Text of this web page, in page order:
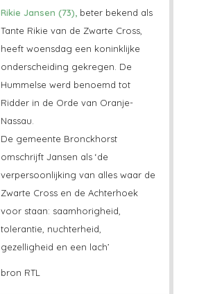
Rikie Jansen (73), beter bekend als
Tante Rikie van de Zwarte Cross,
heeft woensdag een koninklijke
onderscheiding gekregen. De
Hummelse werd benoemd tot
Ridder in de Orde van Oranje-
Nassau.
De gemeente Bronckhorst
omschrijft Jansen als ‘de
verpersoonlijking van alles waar de
Zwarte Cross en de Achterhoek
voor staan: saamhorigheid,
tolerantie, nuchterheid,
gezelligheid en een lach’
bron RTL